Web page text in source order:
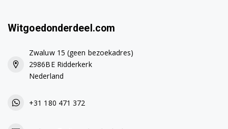
DDDFS04C10W 7691453855
DDDFS04R10S 7691953855
DDDH1255X 7643933842
Witgoedonderdeel.com
Zwaluw 15 (geen bezoekadres)
2986BE Ridderkerk
Nederland
+31 180 471 372